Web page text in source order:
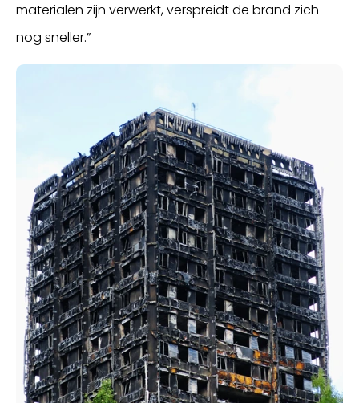
materialen zijn verwerkt, verspreidt de brand zich
nog sneller.”